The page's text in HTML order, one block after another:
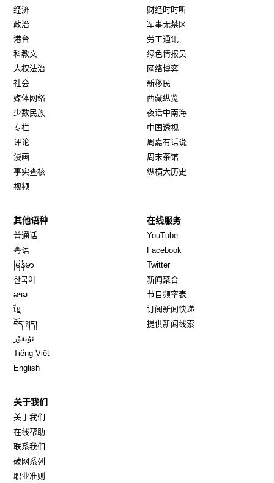
经济
政治
港台
科教文
人权法治
社会
媒体网络
少数民族
专栏
评论
漫画
事实查核
视频
财经时时听
军事无禁区
劳工通讯
绿色情报员
网络博弈
新移民
西藏纵览
夜话中南海
中国透视
周嘉有话说
周末茶馆
纵横大历史
其他语种
普通话
粤语
မြန်မာ
한국어
ລາວ
ខ្មែ
བོད་སྐད།
ئۇيغۇر
Tiếng Việt
English
在线服务
YouTube
Facebook
TwitterOpens in new window
新闻聚合
节目频率表
订阅新闻快递
提供新闻线索
关于我们
关于我们
在线帮助
联系我们
破网系列
职业准则